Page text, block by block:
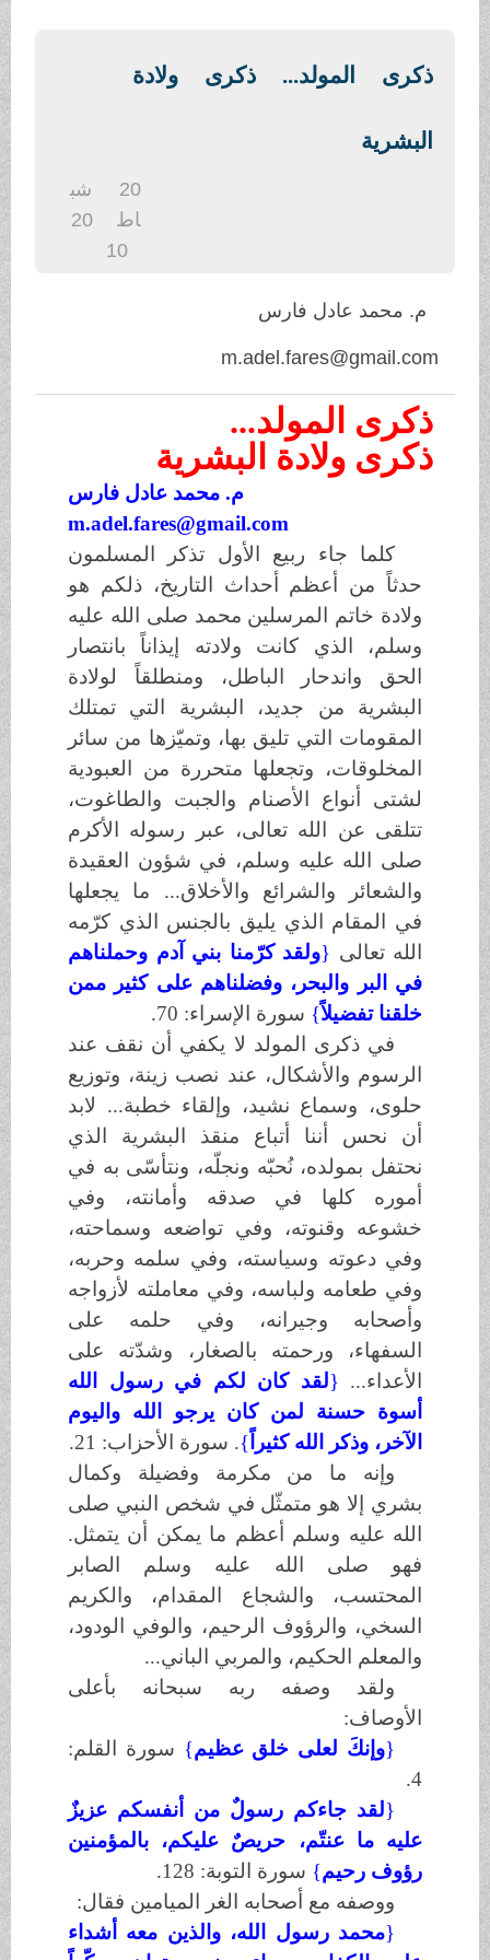
ذكرى المولد... ذكرى ولادة
البشرية
20
اط
20
10
م. محمد عادل فارس
m.adel.fares@gmail.com
ذكرى المولد...
ذكرى ولادة البشرية
محمد عادلفارس
m.adel.fares@gmail.com
كلما جاء ربيع الأول تذكر المسلمون
حدثاً من أعظم أحداث التاريخ، ذلكم هو
ولادة خاتم المرسلين محمدصلى الله عليه
وسلم، الذي كانت ولادته إيذاناً بانتصار
الحق واندحار الباطل، ومنطلقاً لولادة
البشرية من جديد، البشرية التي تمتلك
المقومات التي تليق بها، وتميّزها من سائر
المخلوقات، وتجعلها متحررة من العبودية
لشتى أنواع الأصنام والجبت والطاغوت،
تتلقى عن الله تعالى، عبر رسوله الأكرم
صلى الله عليه وسلم، في شؤون العقيدة
والشعائر والشرائع والأخلاق... ما يجعلها
في المقام الذي يليق بالجنس الذي كرّمه
الله تعالى}ولقد كرّمنا بني آدم وحملناهم
في البر والبحر، وفضلناهم على كثير ممن
خلقنا تفضيلاً{ سورة الإسراء: 70
.
في ذكرى المولد لا يكفي أن نقف عند
الرسوم والأشكال، عند نصب زينة، وتوزيع
حلوى، وسماع نشيد، وإلقاء خطبة... لابد
أن نحس أننا أتباع منقذ البشرية الذي
نحتفل بمولده، نُحبّه ونجلّه، ونتأسّى به في
أموره كلها في صدقه وأمانته، وفي
خشوعه وقنوته، وفي تواضعه وسماحته،
وفي دعوته وسياسته، وفي سلمه وحربه،
وفي طعامه ولباسه، وفي معاملته لأزواجه
وأصحابه وجيرانه، وفي حلمه على
السفهاء، ورحمته بالصغار، وشدّته على
الأعداء...} لقد كان لكم في رسول الله
أسوة حسنة لمن كان يرجو الله واليوم
الآخر، وذكر الله كثيراً{
. سورة الأحزاب: 21
.
وإنه ما من مكرمة وفضيلة وكمال
بشري إلا هو متمثّل في شخص النبيصلى
الله عليه وسلمأعظم ما يمكن أن يتمثل.
فهو
صلى الله عليه وسلمالصابر
المحتسب، والشجاع المقدام، والكريم
السخي، والرؤوف الرحيم، والوفي الودود،
والمعلم الحكيم، والمربي الباني...
ولقد وصفه ربه سبحانه بأعلى
الأوصاف:
وإنكَ لعلى خلق عظيم{ سورة القلم:
لقد جاءكم رسولٌ من أنفسكم عزيزٌ
عليه ما عنتّم، حريصٌ عليكم، بالمؤمنين
رؤوف رحيم{ سورة التوبة: 128
.
ووصفه مع أصحابه الغر الميامين فقال:
محمد رسول الله، والذين معه أشداء